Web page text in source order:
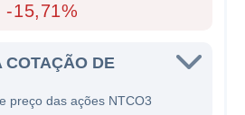
-15,71%
COTAÇÃO DE
preço das ações NTCO3